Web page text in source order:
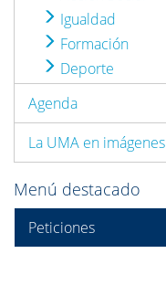
Igualdad
Formación
Deporte
Agenda
La UMA en imágenes
Menú destacado
Peticiones